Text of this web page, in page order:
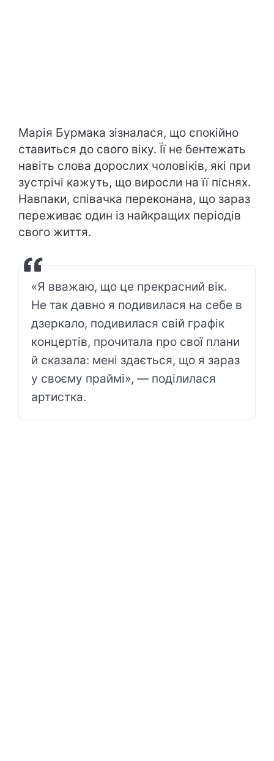
Марія Бурмака зізналася, що спокійно
ставиться до свого віку. Її не бентежать
навіть слова дорослих чоловіків, які при
зустрічі кажуть, що виросли на її піснях.
Навпаки, співачка переконана, що зараз
переживає один із найкращих періодів
свого життя.
«Я вважаю, що це прекрасний вік.
Не так давно я подивилася на себе в
дзеркало, подивилася свій графік
концертів, прочитала про свої плани
й сказала: мені здається, що я зараз
у своєму праймі», — поділилася
артистка.